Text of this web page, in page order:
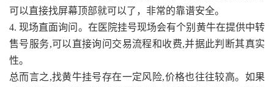
可以直接找屏幕顶部就可以了，非常的靠谱安全。
4. 现场直面询问。在医院挂号现场会有个别黄牛在提供中转
售号服务,可以直接询问交易流程和收费,并据此判断其真实
性。
总而言之,找黄牛挂号存在一定风险,价格也往往较高。如果